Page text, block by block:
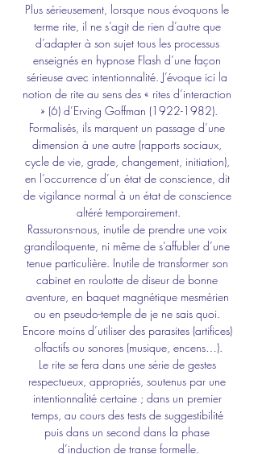
Plus sérieusement, lorsque nous évoquons le
terme rite, il ne s’agit de rien d’autre que
d’adapter à son sujet tous les processus
enseignés en hypnose Flash d’une façon
sérieuse avec intentionnalité. J’évoque ici la
notion de rite au sens des « rites d’interaction
» (6) d’Erving Goffman (1922-1982).
Formalisés, ils marquent un passage d’une
dimension à une autre (rapports sociaux,
cycle de vie, grade, changement, initiation),
en l’occurrence d’un état de conscience, dit
de vigilance normal à un état de conscience
altéré temporairement.
Rassurons-nous, inutile de prendre une voix
grandiloquente, ni même de s’affubler d’une
tenue particulière. Inutile de transformer son
cabinet en roulotte de diseur de bonne
aventure, en baquet magnétique mesmérien
ou en pseudo-temple de je ne sais quoi.
Encore moins d’utiliser des parasites (artifices)
olfactifs ou sonores (musique, encens…).
Le rite se fera dans une série de gestes
respectueux, appropriés, soutenus par une
intentionnalité certaine ; dans un premier
temps, au cours des tests de suggestibilité
puis dans un second dans la phase
d’induction de transe formelle.